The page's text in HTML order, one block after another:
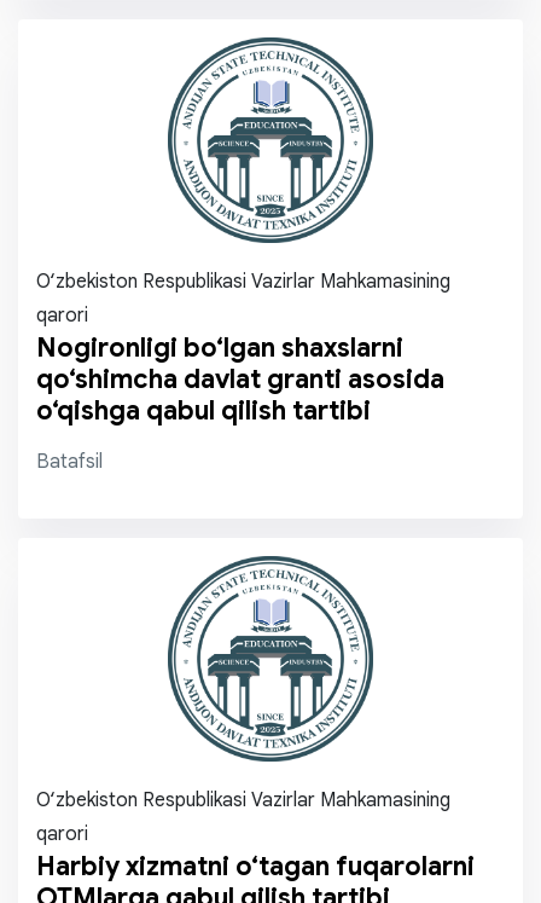
O‘zbekiston Respublikasi Vazirlar Mahkamasining
qarori
Nogironligi bo‘lgan shaxslarni
qo‘shimcha davlat granti asosida
o‘qishga qabul qilish tartibi
Batafsil
O‘zbekiston Respublikasi Vazirlar Mahkamasining
qarori
Harbiy xizmatni o‘tagan fuqarolarni